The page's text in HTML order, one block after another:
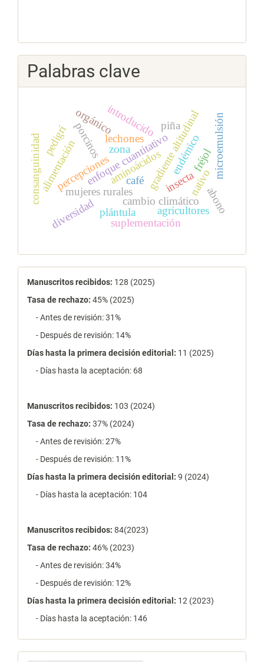
Palabras clave
mujeres rurales
percepciones
cambio climático
gradiente altitudinal
enfoque cuantitativo
agricultores
alimentación
suplementación
porcinoslechones
aminoácidos
diversidad
insecta
endémico
nativo
introducido piña
consanguinidad pedigrí microemulsión
café
abono
orgánico
plántula
fréjol
zona
estadísticas
Manuscritos recibidos: 128 (2025)
Tasa de rechazo: 45% (2025)
- Antes de revisión: 31%
- Después de revisión: 14%
Días hasta la primera decisión editorial: 11 (2025)
- Días hasta la aceptación: 68
Manuscritos recibidos: 103 (2024)
Tasa de rechazo: 37% (2024)
- Antes de revisión: 27%
- Después de revisión: 11%
Días hasta la primera decisión editorial: 9 (2024)
- Días hasta la aceptación: 104
Manuscritos recibidos: 84(2023)
Tasa de rechazo: 46% (2023)
- Antes de revisión: 34%
- Después de revisión: 12%
Días hasta la primera decisión editorial: 12 (2023)
- Días hasta la aceptación: 146